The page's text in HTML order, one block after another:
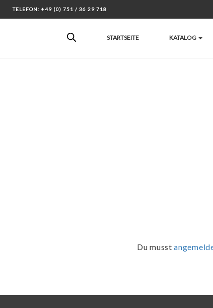
Skip
to
TELEFON: +49 (0) 751 / 36 29 718
STARTSEITE KATALOG
Du musst